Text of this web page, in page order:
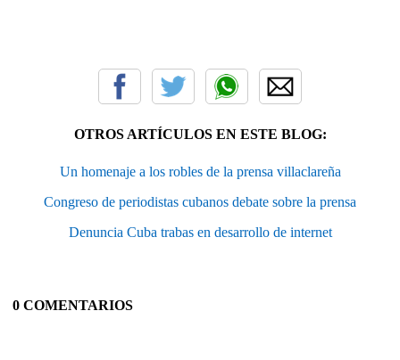
OTROS ARTÍCULOS EN ESTE BLOG:
Un homenaje a los robles de la prensa villaclareña
Congreso de periodistas cubanos debate sobre la prensa
Denuncia Cuba trabas en desarrollo de internet
0 COMENTARIOS